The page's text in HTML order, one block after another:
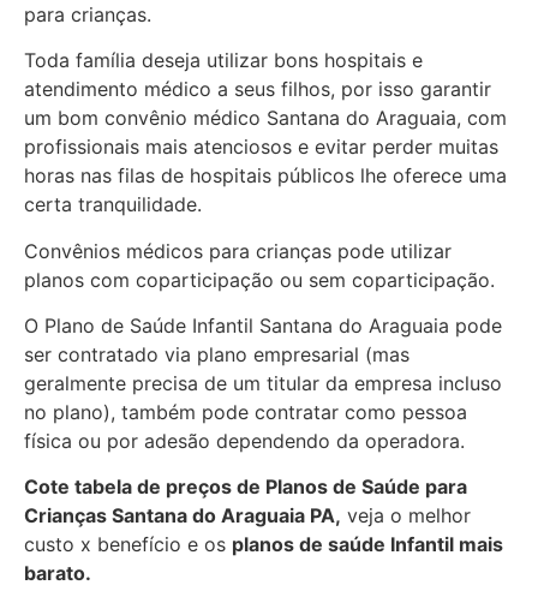
para crianças.
Toda família deseja utilizar bons hospitais e
atendimento médico a seus filhos, por isso garantir
um bom convênio médico Santana do Araguaia, com
profissionais mais atenciosos e evitar perder muitas
horas nas filas de hospitais públicos lhe oferece uma
certa tranquilidade.
Convênios médicos para crianças pode utilizar
planos com coparticipação ou sem coparticipação.
O Plano de Saúde Infantil Santana do Araguaia pode
ser contratado via plano empresarial (mas
geralmente precisa de um titular da empresa incluso
no plano), também pode contratar como pessoa
física ou por adesão dependendo da operadora.
Cote tabela de preços de Planos de Saúde para
Crianças Santana do Araguaia PA, veja o melhor
custo x benefício e os planos de saúde Infantil mais
barato.